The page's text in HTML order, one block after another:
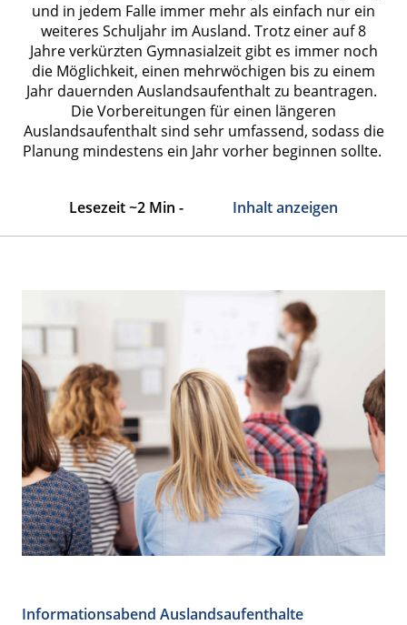
und in jedem Falle immer mehr als einfach nur ein
weiteres Schuljahr im Ausland. Trotz einer auf 8
Jahre verkürzten Gymnasialzeit gibt es immer noch
die Möglichkeit, einen mehrwöchigen bis zu einem
Jahr dauernden Auslandsaufenthalt zu beantragen.
Die Vorbereitungen für einen längeren
Auslandsaufenthalt sind sehr umfassend, sodass die
Planung mindestens ein Jahr vorher beginnen sollte.
Lesezeit ~2 Min - Inhalt anzeigen
Informationsabend Auslandsaufenthalte